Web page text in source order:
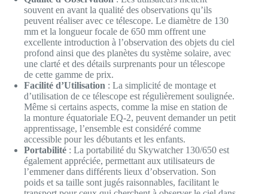
souvent en avant la qualité des observations qu’ils
peuvent réaliser avec ce télescope. Le diamètre de 130
mm et la longueur focale de 650 mm offrent une
excellente introduction à l’observation des objets du ciel
profond ainsi que des planètes du système solaire, avec
une clarté et des détails surprenants pour un télescope
de cette gamme de prix.
Facilité d’Utilisation : La simplicité de montage et
d’utilisation de ce télescope est régulièrement soulignée.
Même si certains aspects, comme la mise en station de
la monture équatoriale EQ-2, peuvent demander un petit
apprentissage, l’ensemble est considéré comme
accessible pour les débutants et les enfants.
Portabilité : La portabilité du Skywatcher 130/650 est
également appréciée, permettant aux utilisateurs de
l’emmener dans différents lieux d’observation. Son
poids et sa taille sont jugés raisonnables, facilitant le